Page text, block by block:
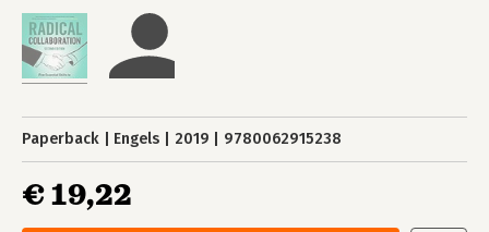
Paperback Engels 2019 9780062915238
€ 19,22